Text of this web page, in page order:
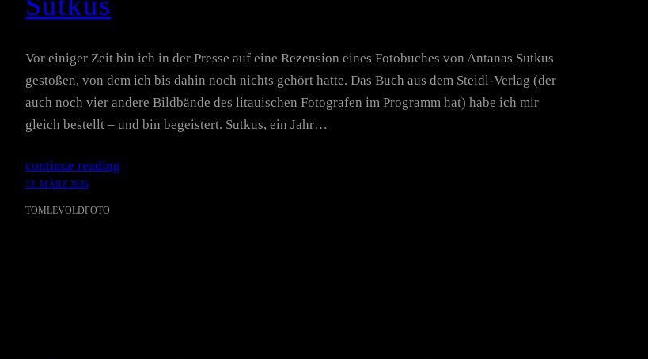
Vor einiger Zeit bin ich in der Presse auf eine Rezension eines Fotobuches von Antanas Sutkus
gestoßen, von dem ich bis dahin noch nichts gehört hatte. Das Buch aus dem Steidl-Verlag (der
auch noch vier andere Bildbände des litauischen Fotografen im Programm hat) habe ich mir
gleich bestellt – und bin begeistert. Sutkus, ein Jahr…
continue reading
13. MÄRZ 2026
TOMLEVOLDFOTO